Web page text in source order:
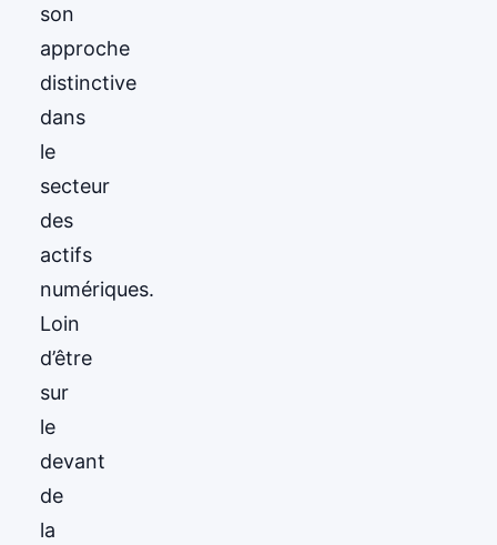
son
approche
distinctive
dans
le
secteur
des
actifs
numériques.
Loin
d’être
sur
le
devant
de
la